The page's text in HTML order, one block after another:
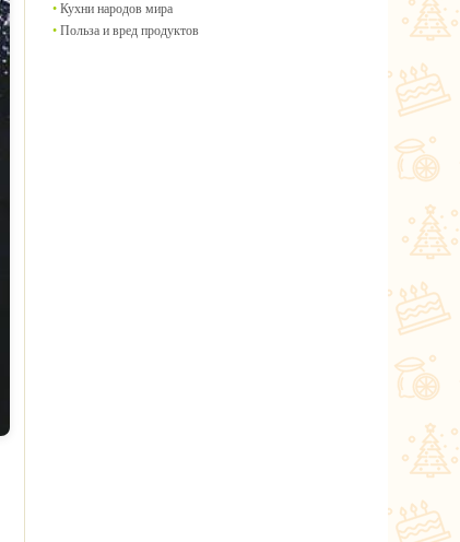
Кухни народов мира
Польза и вред продуктов